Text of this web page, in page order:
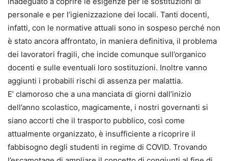
personale e per l’igienizzazione dei locali. Tanti docenti,
infatti, con le normative attuali sono in sospeso perché non
è stato ancora affrontato, in maniera definitiva, il problema
dei lavoratori fragili, che incide comunque sull’organico
docenti e sulle eventuali loro sostituzioni. Inoltre vanno
aggiunti i probabili rischi di assenza per malattia.
E’ clamoroso che a una manciata di giorni dall’inizio
dell’anno scolastico, magicamente, i nostri governanti si
siano accorti che il trasporto pubblico, così come
attualmente organizzato, è insufficiente a ricoprire il
fabbisogno degli studenti in regime di COVID. Trovando